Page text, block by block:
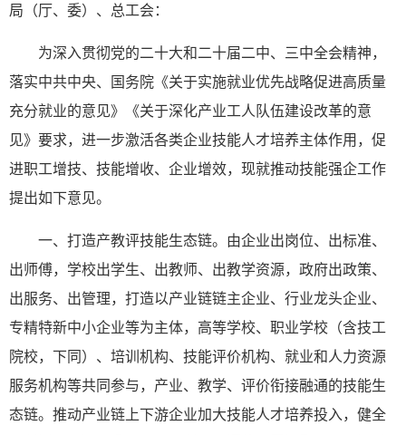
局（厅、委）、总工会：
为深入贯彻党的二十大和二十届二中、三中全会精神，
落实中共中央、国务院《关于实施就业优先战略促进高质量
充分就业的意见》《关于深化产业工人队伍建设改革的意
见》要求，进一步激活各类企业技能人才培养主体作用，促
进职工增技、技能增收、企业增效，现就推动技能强企工作
提出如下意见。
一、打造产教评技能生态链。由企业出岗位、出标准、
出师傅，学校出学生、出教师、出教学资源，政府出政策、
出服务、出管理，打造以产业链链主企业、行业龙头企业、
专精特新中小企业等为主体，高等学校、职业学校（含技工
院校，下同）、培训机构、技能评价机构、就业和人力资源
服务机构等共同参与，产业、教学、评价衔接融通的技能生
态链。推动产业链上下游企业加大技能人才培养投入，健全